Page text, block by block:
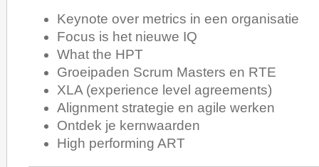
Keynote over metrics in een organisatie
Focus is het nieuwe IQ
What the HPT
Groeipaden Scrum Masters en RTE
XLA (experience level agreements)
Alignment strategie en agile werken
Ontdek je kernwaarden
High performing ART